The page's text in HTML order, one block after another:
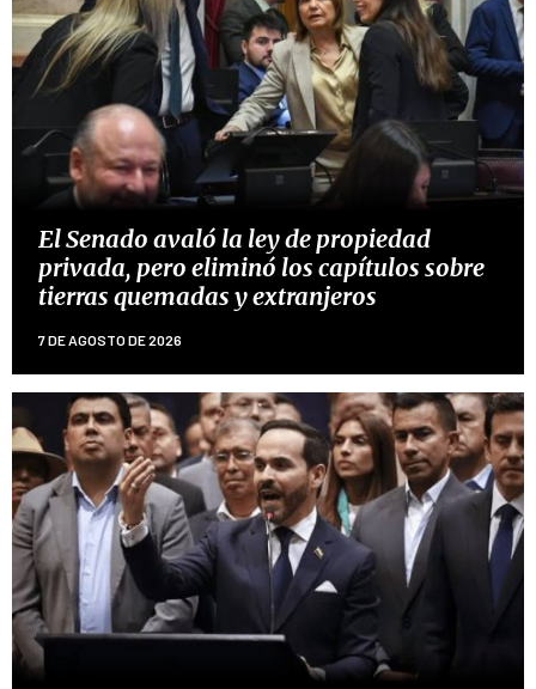
El Senado avaló la ley de propiedad
privada, pero eliminó los capítulos sobre
tierras quemadas y extranjeros
7 DE AGOSTO DE 2026